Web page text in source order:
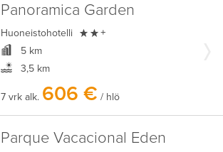
Panoramica Garden
Huoneistohotelli  +
5 km
3,5 km
7 vrk alk. 606 € / hlö
Parque Vacacional Eden